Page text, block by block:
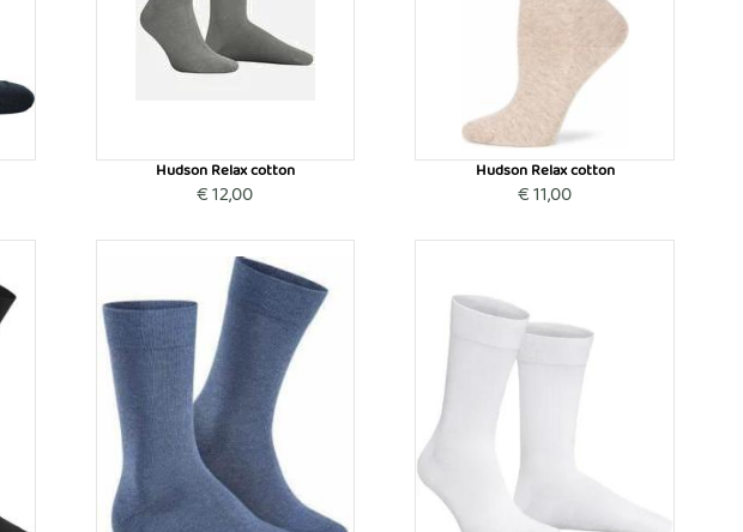
Hudson Relax cotton
€ 12,00
Hudson Relax cotton
€ 11,00